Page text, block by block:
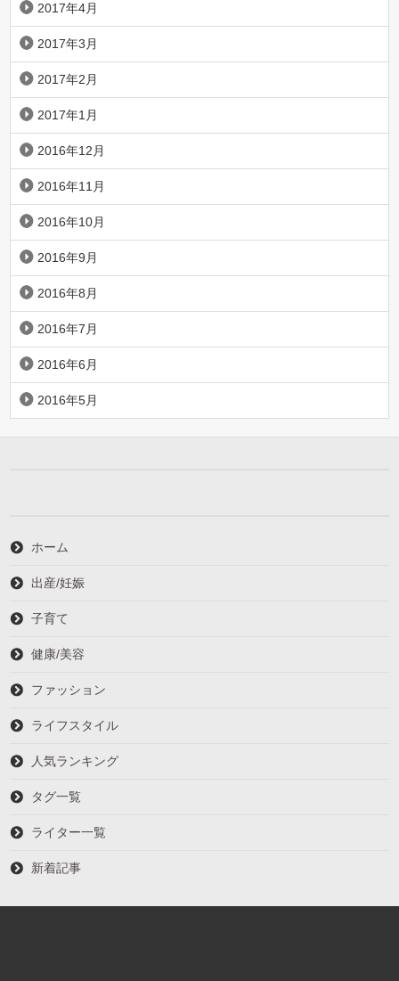
2017年4月
2017年3月
2017年2月
2017年1月
2016年12月
2016年11月
2016年10月
2016年9月
2016年8月
2016年7月
2016年6月
2016年5月
ホーム
出産/妊娠
子育て
健康/美容
ファッション
ライフスタイル
人気ランキング
タグ一覧
ライター一覧
新着記事